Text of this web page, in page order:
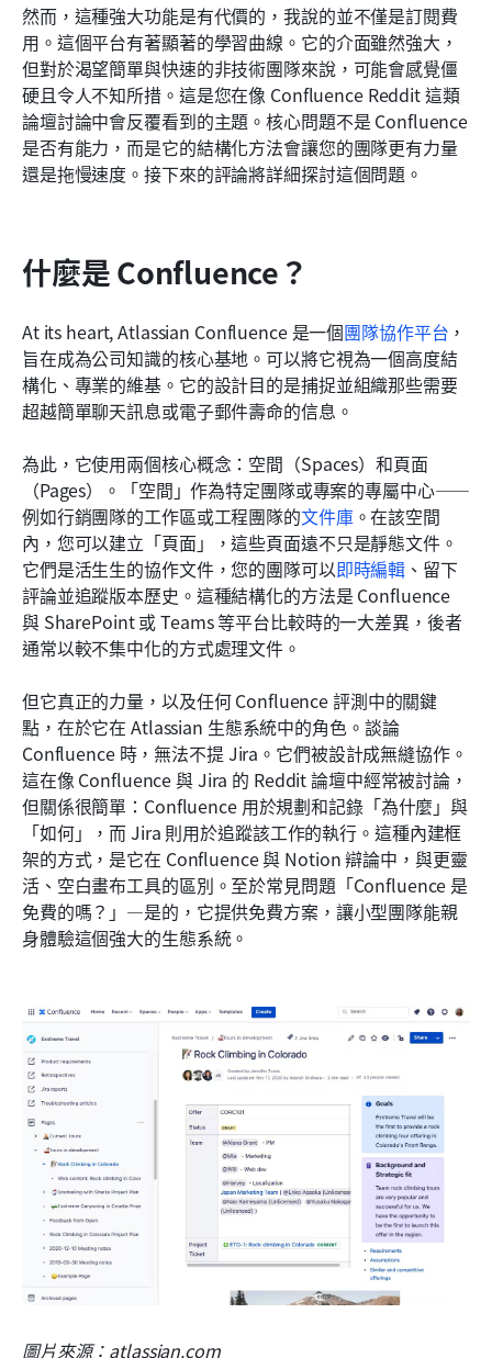
然而，這種強大功能是有代價的，我說的並不僅是訂閱費
用。這個平台有著顯著的學習曲線。它的介面雖然強大，
但對於渴望簡單與快速的非技術團隊來說，可能會感覺僵
硬且令人不知所措。這是您在像 Confluence Reddit 這類
論壇討論中會反覆看到的主題。核心問題不是 Confluence
是否有能力，而是它的結構化方法會讓您的團隊更有力量
還是拖慢速度。接下來的評論將詳細探討這個問題。
什麼是 Confluence？
At its heart, Atlassian Confluence 是一個團隊協作平台 ，
旨在成為公司知識的核心基地。可以將它視為一個高度結
構化、專業的維基。它的設計目的是捕捉並組織那些需要
超越簡單聊天訊息或電子郵件壽命的信息。
為此，它使用兩個核心概念：空間（Spaces）和頁面
（Pages）。「空間」作為特定團隊或專案的專屬中心——
例如行銷團隊的工作區或工程團隊的文件庫。在該空間
內，您可以建立「頁面」，這些頁面遠不只是靜態文件。
它們是活生生的協作文件，您的團隊可以即時編輯 、留下
評論並追蹤版本歷史。這種結構化的方法是 Confluence
與 SharePoint 或 Teams 等平台比較時的一大差異，後者
通常以較不集中化的方式處理文件。
但它真正的力量，以及任何 Confluence 評測中的關鍵
點，在於它在 Atlassian 生態系統中的角色。談論
Confluence 時，無法不提 Jira。它們被設計成無縫協作。
這在像 Confluence 與 Jira 的 Reddit 論壇中經常被討論，
但關係很簡單：Confluence 用於規劃和記錄「為什麼」與
「如何」，而 Jira 則用於追蹤該工作的執行。這種內建框
架的方式，是它在 Confluence 與 Notion 辯論中，與更靈
活、空白畫布工具的區別。至於常見問題「Confluence 是
免費的嗎？」—是的，它提供免費方案，讓小型團隊能親
身體驗這個強大的生態系統。
圖片來源：atlassian.com